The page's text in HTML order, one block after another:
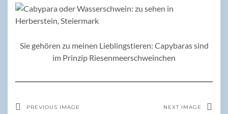
Sie gehören zu meinen Lieblingstieren: Capybaras sind
im Prinzip Riesenmeerschweinchen
PREVIOUS IMAGE NEXT IMAGE